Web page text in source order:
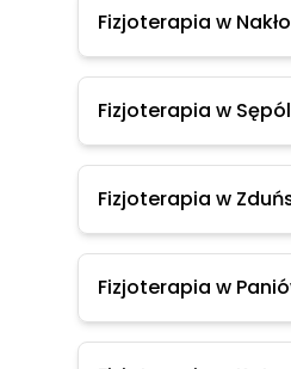
Fizjoterapia w
Fizjoterapia w
Fizjoterapia w
Fizjoterapia w